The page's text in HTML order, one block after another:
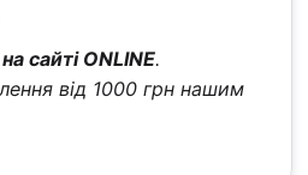
на сайті ONLINE.
від 1000 грн нашим